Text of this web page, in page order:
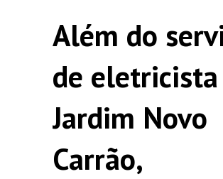
Além do
de
Jardim Novo
Carrão,